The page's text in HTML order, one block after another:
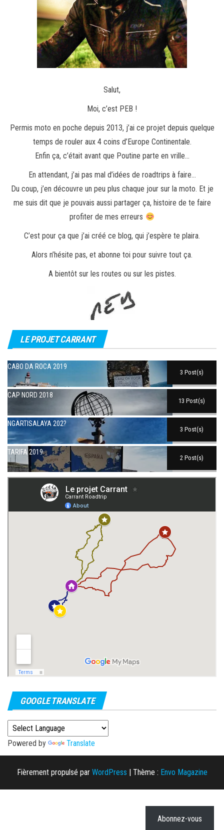
Salut,
Moi, c’est PEB !
Permis moto en poche depuis 2013, j’ai ce projet depuis quelque
temps de rouler aux 4 coins d’Europe Continentale.
Enfin ça, c’était avant que Poutine parte en vrille…
En attendant, j’ai pas mal d’idées de roadtrips à faire…
Du coup, j’en découvre un peu plus chaque jour sur la moto. Et je
me suis dit que je pouvais aussi partager ça, histoire de te faire
profiter de mes erreurs
C’est pour ça que j’ai créé ce blog, qui j’espère te plaira.
Alors n’hésite pas, et abonne toi pour suivre tout ça.
A bientôt sur les routes ou sur les pistes.
LE PROJET CARRANT
CABO DA ROCA 2019
3 Post(s)
CAP NORD 2018
13 Post(s)
NGARTISALAYA 202?
3 Post(s)
TARIFA 2019
2 Post(s)
GOOGLE TRANSLATE
Powered by Translate
Fièrement propulsé par WordPress | Thème : Envo Magazine
Abonnez-vous